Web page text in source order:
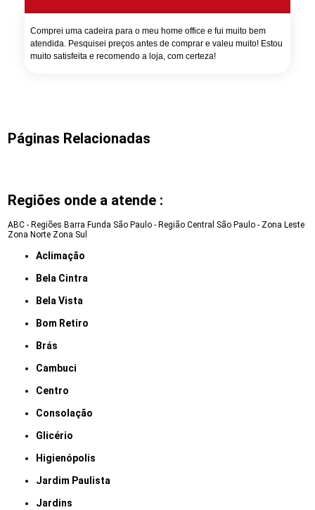
Comprei uma cadeira para o meu home office e fui muito bem
atendida. Pesquisei preços antes de comprar e valeu muito! Estou
muito satisfeita e recomendo a loja, com certeza!
Páginas Relacionadas
Regiões onde a atende :
ABC - Regiões Barra Funda São Paulo - Região Central São Paulo - Zona Leste
Zona Norte Zona Sul
Aclimação
Bela Cintra
Bela Vista
Bom Retiro
Brás
Cambuci
Centro
Consolação
Glicério
Higienópolis
Jardim Paulista
Jardins